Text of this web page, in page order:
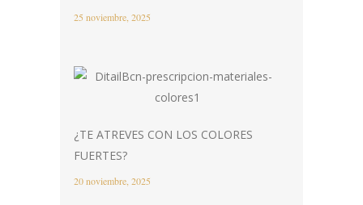
25 noviembre, 2025
¿TE ATREVES CON LOS COLORES
FUERTES?
20 noviembre, 2025